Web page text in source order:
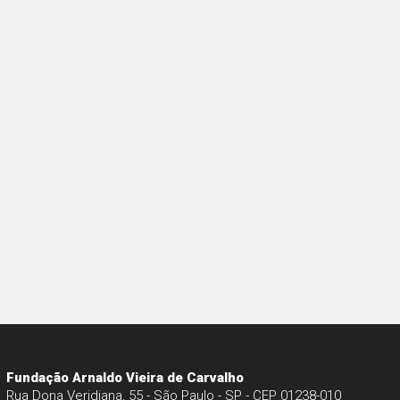
Fundação Arnaldo Vieira de Carvalho
Rua Dona Veridiana, 55 - São Paulo - SP - CEP 01238-010